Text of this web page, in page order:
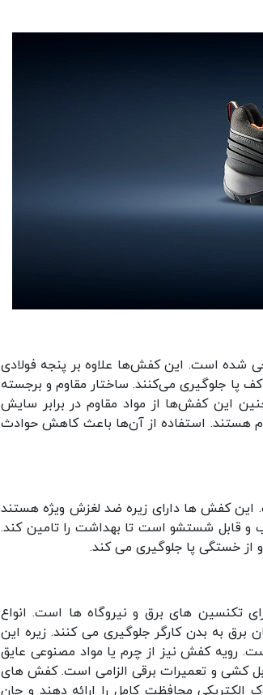
شده است. این کفش‌ها علاوه بر پنجه فولادی
پا جلوگیری می‌کنند. ساختار مقاوم و برجسته
این کفش‌ها از مواد مقاوم در برابر سایش
هستند. استفاده از آن‌ها باعث کاهش حوادث
این کفش ها دارای زیره ضد لغزش ویژه هستند
قابل شستشو است تا بهداشت را تامین کند.
از خستگی پا جلوگیری می کند.
تکنسین های برق و نیروگاه ها است. انواع
برق به بدن کارگر جلوگیری می کنند. زیره این
رویه کفش نیز از چرم یا مواد مصنوعی عایق
کشی و تعمیرات برقی الزامی است. کفش های
الکتریکی محافظت کامل را ارائه دهند و جان